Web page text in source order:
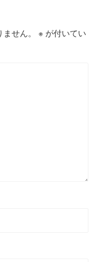
せん。 ※ が付いてい